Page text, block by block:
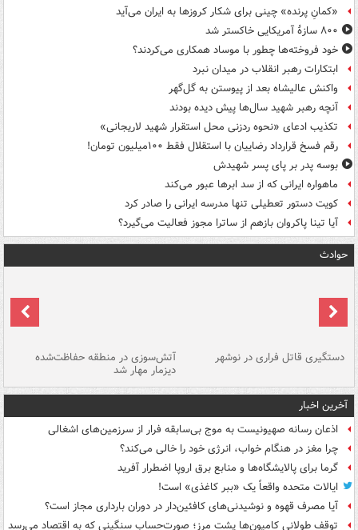
«کمانِ پرنده» چینی برای شکار کروزها به ایران می‌آید
۸۰۰ سازۀ آمریکایی خاکستر شد
خود فروخته‌ها چطور با موساد همکاری می‌کردند؟
ابتکارات رهبر انقلاب در میدان نبرد
واکنش عالیشاه بعد از پیوستن به گل‌گهر
آنچه رهبر شهید سال‌ها پیش دیده بودند
تکذیب ادعای «نحوه ردزنی محل استقرار شهید لاریجانی»
رقم فسخ قرارداد رضاییان با استقلال فقط ۱۰۰میلیون تومان!
بوسه‌ پدر بر پای پسر شهیدش
ماهواره ایرانی که از سد ابرها عبور می‌کند
کویت دستور تعطیلی تنها مدرسه ایرانی را صادر کرد
آیا تینا پاکروان بازهم از ساترا مجوز فعالیت می‌گیرد؟
حوادث
دستگیری قاتل فراری در نوشهر آتش‌سوزی در منطقه حفاظت‌شده
دیزمار مهار شد
آخرین اخبار
اذعان رسانه صهیونیست به موج بی‌سابقه فرار از سرزمین‌های اشغالی
چرا مغز در هنگام خواب، انرژی خود را خالی می‌کند؟
گرما برای پالایشگاه‌ها و منابع برق اروپا اضطرار آفرید
ایالات متحده واقعاً یک «ببر کاغذی» است!
آیا مصرف قهوه و نوشیدنی‌های کافئین‌دار در دوران بارداری مجاز است؟
توقف طولانی کامیون‌ها پشت مرز؛ صورت‌حساب سنگینی که به اقتصاد می‌رسد